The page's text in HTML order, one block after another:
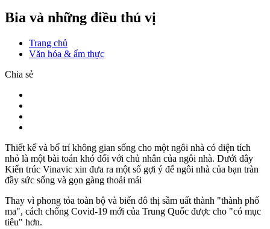
Bia và những điều thú vị
Trang chủ
Văn hóa & ẩm thực
Chia sẻ
Thiết kế và bố trí không gian sống cho một ngôi nhà có diện tích
nhỏ là một bài toán khó đối với chủ nhân của ngôi nhà. Dưới đây
Kiến trúc Vinavic xin đưa ra một số gợi ý để ngôi nhà của bạn tràn
đầy sức sống và gọn gàng thoải mái
Thay vì phong tỏa toàn bộ và biến đô thị sầm uất thành "thành phố
ma", cách chống Covid-19 mới của Trung Quốc được cho "có mục
tiêu" hơn.